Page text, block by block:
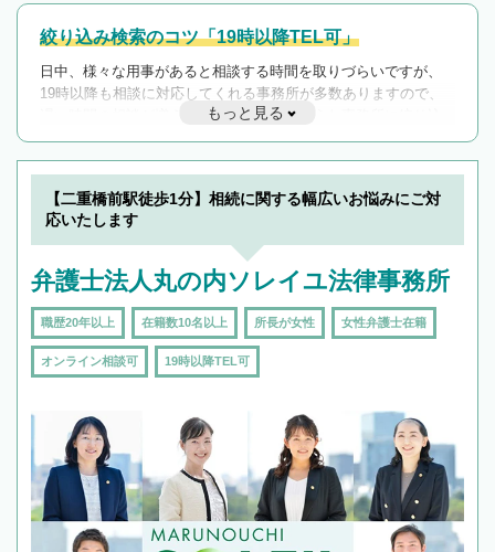
絞り込み検索のコツ「19時以降TEL可」
日中、様々な用事があると相談する時間を取りづらいですが、
19時以降も相談に対応してくれる事務所が多数ありますので、
遅い時間の相談が増えそうな場合はそのような事務所に絞り込
んで検索してみましょう。
19時以降TEL可の条件
を加えて再検索
もっと見る
【二重橋前駅徒歩1分】相続に関する幅広いお悩みにご対
応いたします
弁護士法人丸の内ソレイユ法律事務所
職歴20年以上 在籍数10名以上 所長が女性 女性弁護士在籍
オンライン相談可 19時以降TEL可